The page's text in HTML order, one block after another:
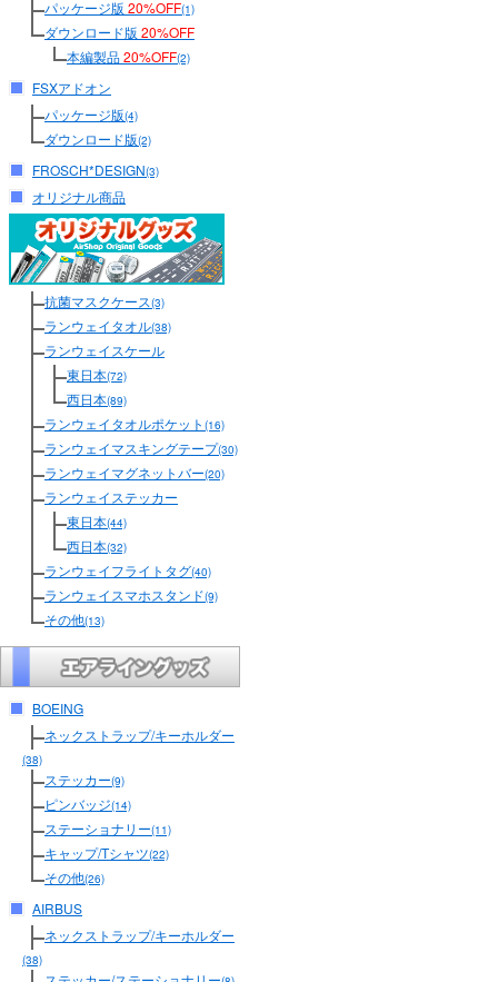
パッケージ版 20%OFF(1)
ダウンロード版 20%OFF
本編製品20%OFF(2)
FSXアドオン
パッケージ版(4)
ダウンロード版(2)
FROSCH*DESIGN(3)
オリジナル商品
抗菌マスクケース(3)
ランウェイタオル(38)
ランウェイスケール
東日本(72)
西日本(89)
ランウェイタオルポケット (16)
ランウェイマスキングテープ(30)
ランウェイマグネットバー(20)
ランウェイステッカー
東日本(44)
西日本(32)
ランウェイフライトタグ(40)
ランウェイスマホスタンド(9)
その他(13)
BOEING
ネックストラップ/キーホルダー
(38)
ステッカー(9)
ピンバッジ(14)
ステーショナリー(11)
キャップ/Tシャツ(22)
その他(26)
AIRBUS
ネックストラップ/キーホルダー
(38)